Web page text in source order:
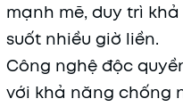
mạnh mẽ, duy trì
suốt nhiều giờ liền.
Công nghệ độc
với khả năng chống